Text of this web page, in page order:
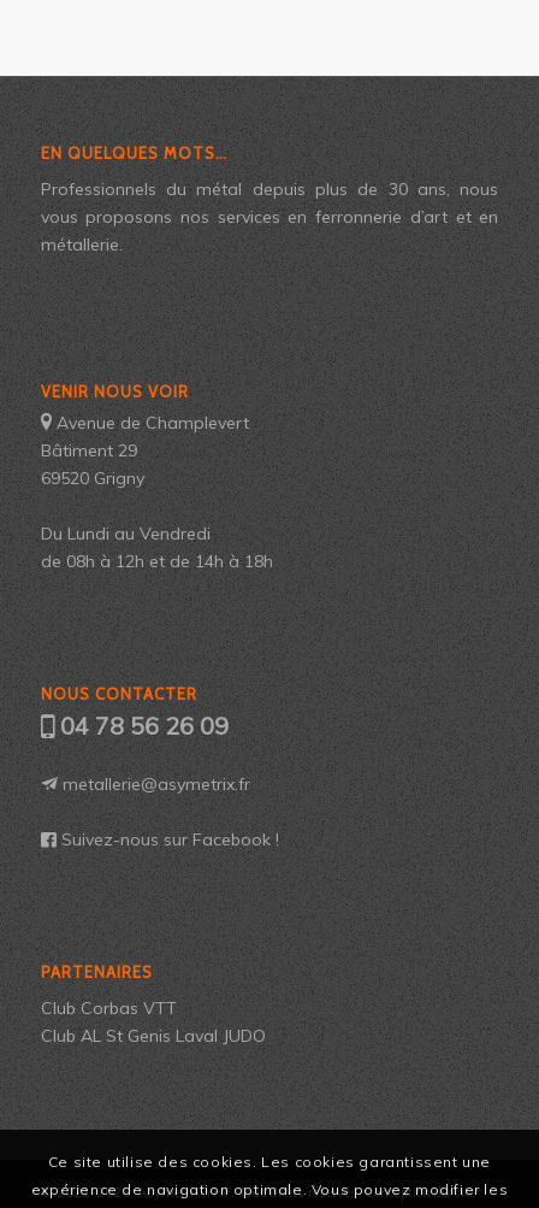
EN QUELQUES MOTS…
Professionnels du métal depuis plus de 30 ans, nous
vous proposons nos services en ferronnerie d’art et en
métallerie.
VENIR NOUS VOIR
Avenue de Champlevert
Bâtiment 29
69520 Grigny
Du Lundi au Vendredi
de 08h à 12h et de 14h à 18h
NOUS CONTACTER
04 78 56 26 09
metallerie@asymetrix.fr
Suivez-nous sur Facebook !
PARTENAIRES
Club Corbas VTT
Club AL St Genis Laval JUDO
© 2021-2026, Asymetrix YHF. Tous droits réservés. Conception du site :
Ce site utilise des cookies. Les cookies garantissent une
expérience de navigation optimale. Vous pouvez modifier les